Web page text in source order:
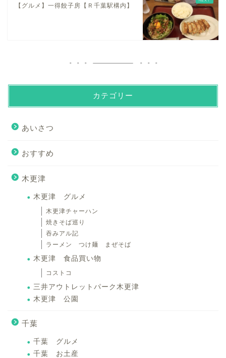
【グルメ】一得餃子房【Ｒ千葉駅構内】
カテゴリー
あいさつ
おすすめ
木更津
木更津 グルメ
木更津チャーハン
焼きそば巡り
吞みアル記
ラーメン つけ麺 まぜそば
木更津 食品買い物
コストコ
三井アウトレットパーク木更津
木更津 公園
千葉
千葉 グルメ
千葉 お土産